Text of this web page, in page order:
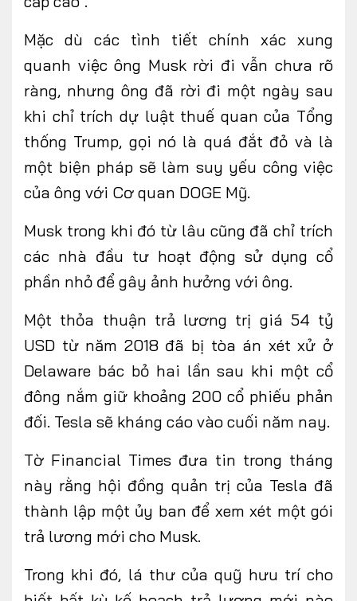
Mặc dù các tình tiết chính xác xung
quanh việc ông Musk rời đi vẫn chưa rõ
ràng, nhưng ông đã rời đi một ngày sau
khi chỉ trích dự luật thuế quan của Tổng
thống Trump, gọi nó là quá đắt đỏ và là
một biện pháp sẽ làm suy yếu công việc
của ông với Cơ quan DOGE Mỹ.
Musk trong khi đó từ lâu cũng đã chỉ trích
các nhà đầu tư hoạt động sử dụng cổ
phần nhỏ để gây ảnh hưởng với ông.
Một thỏa thuận trả lương trị giá 54 tỷ
USD từ năm 2018 đã bị tòa án xét xử ở
Delaware bác bỏ hai lần sau khi một cổ
đông nắm giữ khoảng 200 cổ phiếu phản
đối. Tesla sẽ kháng cáo vào cuối năm nay.
Tờ Financial Times đưa tin trong tháng
này rằng hội đồng quản trị của Tesla đã
thành lập một ủy ban để xem xét một gói
trả lương mới cho Musk.
Trong khi đó, lá thư của quỹ hưu trí cho